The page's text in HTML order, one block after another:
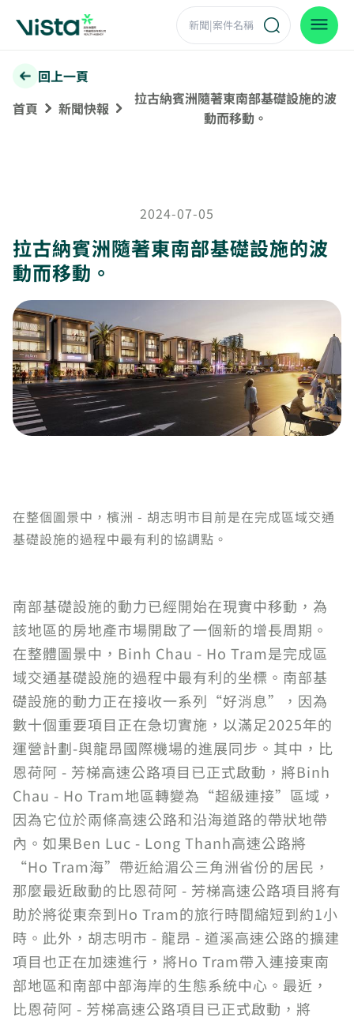
回上一頁
首頁
新聞快報
拉古納賓洲隨著東南部基礎設施的波
動而移動。
2024-07-05
拉古納賓洲隨著東南部基礎設施的波
動而移動。
在整個圖景中，檳洲 - 胡志明市目前是在完成區域交通
基礎設施的過程中最有利的協調點。
南部基礎設施的動力已經開始在現實中移動，為
該地區的房地產市場開啟了一個新的增長周期。
在整體圖景中，Binh Chau - Ho Tram是完成區
域交通基礎設施的過程中最有利的坐標。南部基
礎設施的動力正在接收一系列“好消息”，因為
數十個重要項目正在急切實施，以滿足2025年的
運營計劃-與龍昂國際機場的進展同步。其中，比
恩荷阿 - 芳梯高速公路項目已正式啟動，將Binh
Chau - Ho Tram地區轉變為“超級連接”區域，
因為它位於兩條高速公路和沿海道路的帶狀地帶
內。如果Ben Luc - Long Thanh高速公路將
“Ho Tram海”帶近給湄公三角洲省份的居民，
那麼最近啟動的比恩荷阿 - 芳梯高速公路項目將有
助於將從東奈到Ho Tram的旅行時間縮短到約1小
時。此外，胡志明市 - 龍昂 - 道溪高速公路的擴建
項目也正在加速進行，將Ho Tram帶入連接東南
部地區和南部中部海岸的生態系統中心。最近，
比恩荷阿 - 芳梯高速公路項目已正式啟動，將